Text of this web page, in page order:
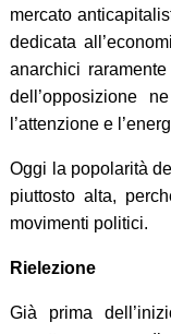
mercato
dedicata
anarchici
dell’opposizione
l’attenzione e
Oggi la popolarità
piuttosto alta,
movimenti politici.
Rielezione
Già prima